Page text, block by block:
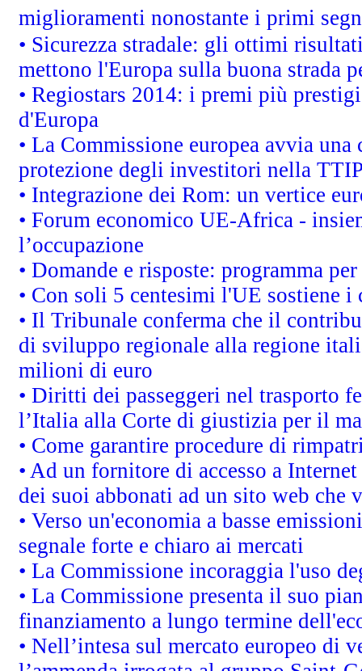
miglioramenti nonostante i primi
• Sicurezza stradale: gli ottimi
mettono l'Europa sulla buona strada
• Regiostars 2014: i premi più
d'Europa
• La Commissione europea avvia
protezione degli investitori nella
• Integrazione dei Rom: un vertice
• Forum economico UE-Africa -
l’occupazione
• Domande e risposte: programma
• Con soli 5 centesimi l'UE sostiene
• Il Tribunale conferma che il
di sviluppo regionale alla regione
milioni di euro
• Diritti dei passeggeri nel trasporto
l’Italia alla Corte di giustizia per il
• Come garantire procedure di
• Ad un fornitore di accesso a
dei suoi abbonati ad un sito web che
• Verso un'economia a basse
segnale forte e chiaro ai mercati
• La Commissione incoraggia l'uso
• La Commissione presenta il suo
finanziamento a lungo termine
• Nell’intesa sul mercato europeo